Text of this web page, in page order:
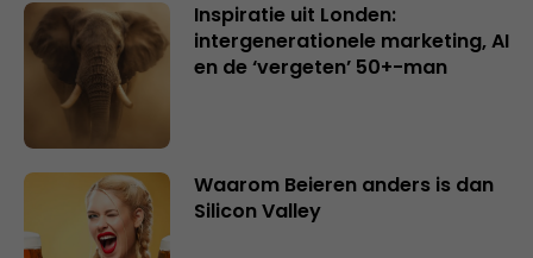
Inspiratie uit Londen:
intergenerationele marketing, AI
en de ‘vergeten’ 50+-man
Waarom Beieren anders is dan
Silicon Valley